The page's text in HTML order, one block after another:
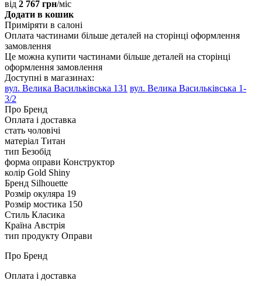
від 2 767 грн/міс
Додати в кошик
Приміряти в салоні
Оплата частинами більше деталей на сторінці оформлення
замовлення
Це можна купити частинами більше деталей на сторінці
оформлення замовлення
Доступні в магазинах:
вул. Велика Васильківська 131 вул. Велика Васильківська 1-
3/2
Про Бренд
Оплата і доставка
стать чоловічі
матеріал Титан
тип Безобід
форма оправи Конструктор
колір Gold Shiny
Бренд Silhouette
Розмір окуляра 19
Розмір мостика 150
Стиль Класика
Країна Австрія
тип продукту Оправи
Про Бренд
Оплата і доставка